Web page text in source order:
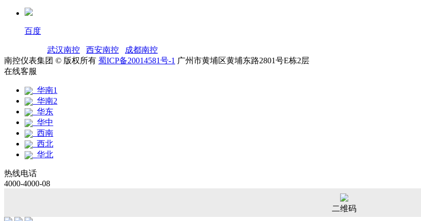
百度
武汉南控 西安南控 成都南控
南控仪表集团 © 版权所有 蜀ICP备20014581号-1 广州市黄埔区黄埔东路2801号E栋2层
在线客服
华南1
华南2
华东
华中
西南
西北
华北
热线电话
4000-4000-08
二维码